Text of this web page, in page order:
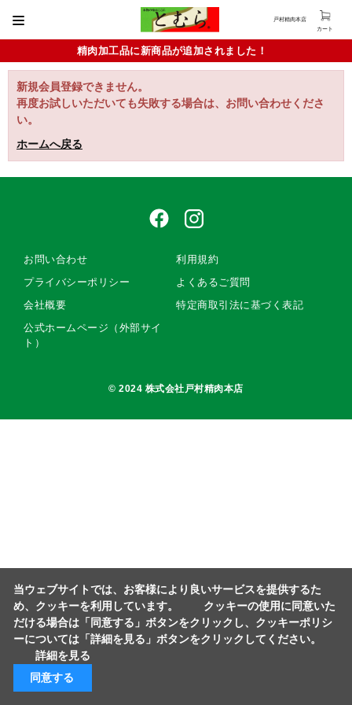
戸村精肉本店
カート
精肉加工品に新商品が追加されました！
新規会員登録できません。
再度お試しいただいても失敗する場合は、お問い合わせくださ
い。
ホームへ戻る
お問い合わせ
利用規約
プライバシーポリシー
よくあるご質問
会社概要
特定商取引法に基づく表記
公式ホームページ（外部サイ
ト）
© 2024 株式会社戸村精肉本店
当ウェブサイトでは、お客様により良いサービスを提供するた
め、クッキーを利用しています。 クッキーの使用に同意いた
だける場合は「同意する」ボタンをクリックし、クッキーポリシ
ーについては「詳細を見る」ボタンをクリックしてください。
詳細を見る
同意する